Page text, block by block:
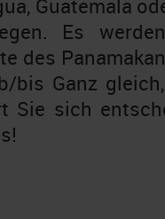
Guatemala
Es
des
bis Ganz
Sie sich